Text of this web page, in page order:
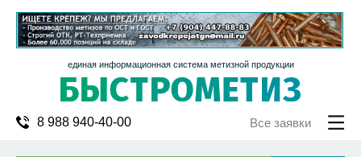
единая информационная система метизной продукции
8 988 940-40-00 Все заявки